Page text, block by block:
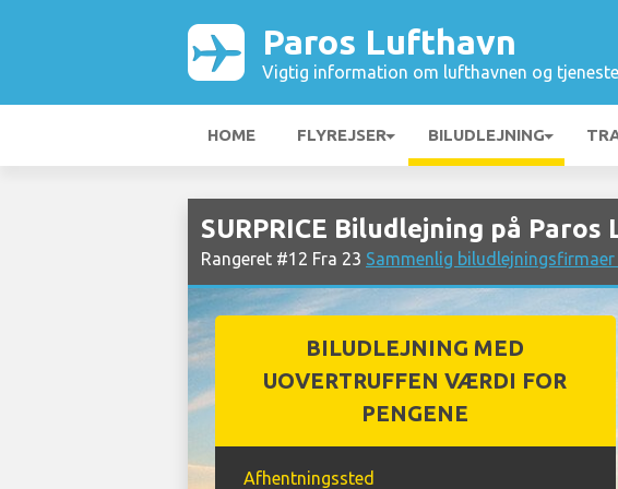
Paros Lufthavn
Vigtig information om lufthavnen og
HOME FLYREJSER BILUDLEJNING
SURPRICE Biludlejning på
Rangeret #12 Fra 23 Sammenlig
BILUDLEJNING MED
UOVERTRUFFEN VÆRDI FOR
PENGENE
Afhentningssted